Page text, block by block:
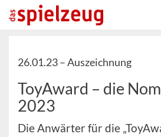
26.01.23 –Auszeichnung
ToyAward – die
2023
Die Anwärter für die